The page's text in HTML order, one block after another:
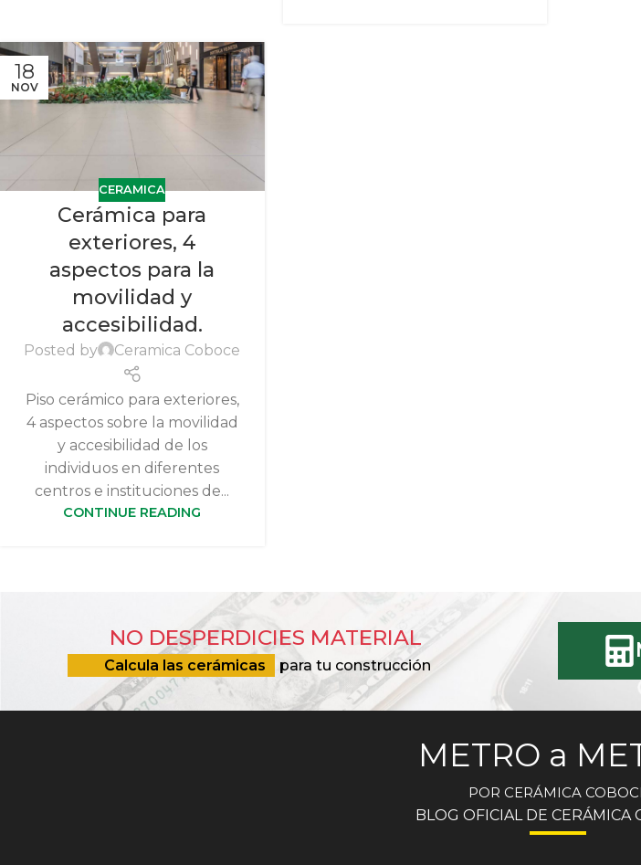
18
NOV
CERAMICA
Cerámica para
exteriores, 4
aspectos para la
movilidad y
accesibilidad.
Posted by Ceramica Coboce
Piso cerámico para exteriores,
4 aspectos sobre la movilidad
y accesibilidad de los
individuos en diferentes
centros e instituciones de...
CONTINUE READING
NO DESPERDICIES MATERIAL
Calcula las cerámicas para tu construcción
METRO a
POR CERÁMICA
BLOG OFICIAL DE CERÁMICA